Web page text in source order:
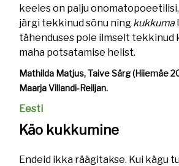
keeles on palju
järgi tekkinud sõnu ning kukkuma
tähenduses pole ilmselt tekkinud
maha potsatamise helist.
Mathilda Matjus, Taive Särg (Hiiemäe
Maarja Villandi-Reiljan.
Eesti
Käo kukkumine
Endeid ikka räägitakse. Kui kägu